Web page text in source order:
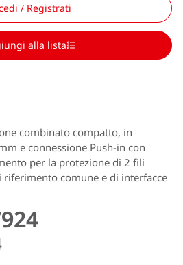
/ Registrati
alla lista
combinato compatto, in
e connessione Push-in con
per la protezione di 2 fili
comune e di interfacce